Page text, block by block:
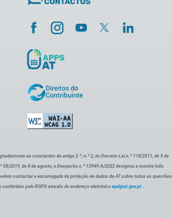
as constantes do artigo 2.º, n.º 2, do Decreto-Lei n.º 118/2011, de 5 de
2019, de 8 de agosto, o Despacho n.º 13949-A/2022 designou a mestre Inês
contactar a encarregada da proteção de dados da AT sobre todas as questões
pelo RGPD através do endereço eletrónico epd@at.gov.pt .